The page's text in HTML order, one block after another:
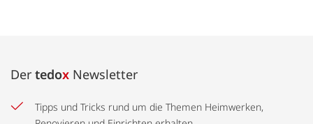
Der tedox Newsletter
Tipps und Tricks rund um die Themen Heimwerken,